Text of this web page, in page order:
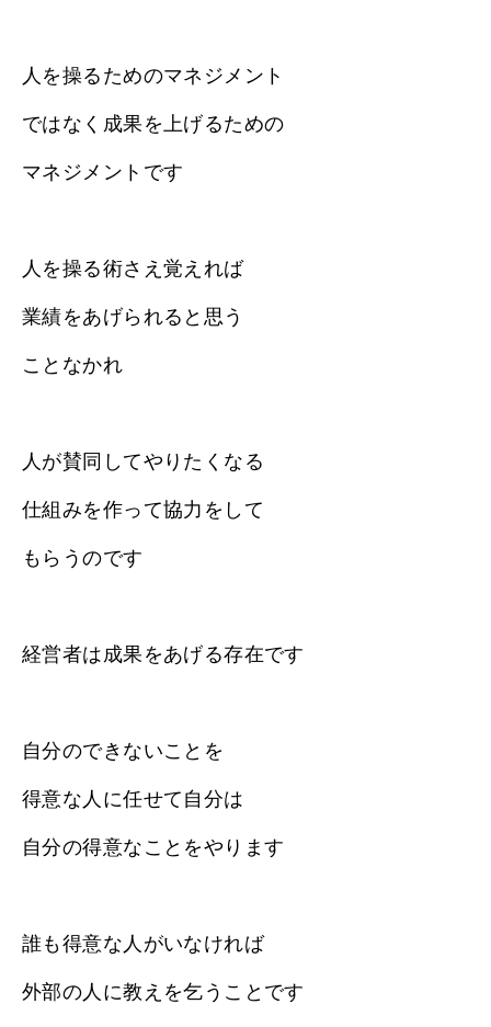
人を操るためのマネジメント
ではなく成果を上げるための
マネジメントです
人を操る術さえ覚えれば
業績をあげられると思う
ことなかれ
人が賛同してやりたくなる
仕組みを作って協力をして
もらうのです
経営者は成果をあげる存在です
自分のできないことを
得意な人に任せて自分は
自分の得意なことをやります
誰も得意な人がいなければ
外部の人に教えを乞うことです